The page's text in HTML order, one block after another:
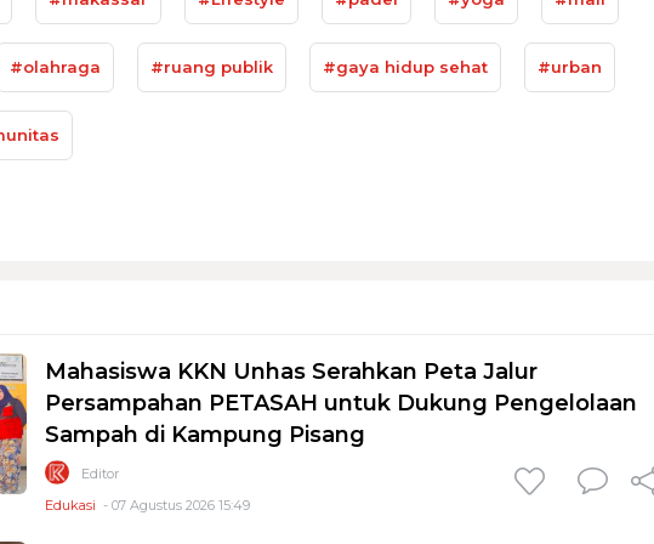
#olahraga #ruang publik #gaya hidup sehat #urban
Mahasiswa KKN Unhas Serahkan Peta Jalur
Persampahan PETASAH untuk Dukung Pengelolaan
Sampah di Kampung Pisang
Editor
Edukasi - 07 Agustus 2026 15:49